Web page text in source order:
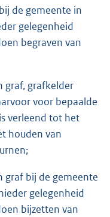
de gemeente in
gelegenheid
begraven van
graf, grafkelder
voor bepaalde
verleend tot het
houden van
graf bij de gemeente
gelegenheid
bijzetten van